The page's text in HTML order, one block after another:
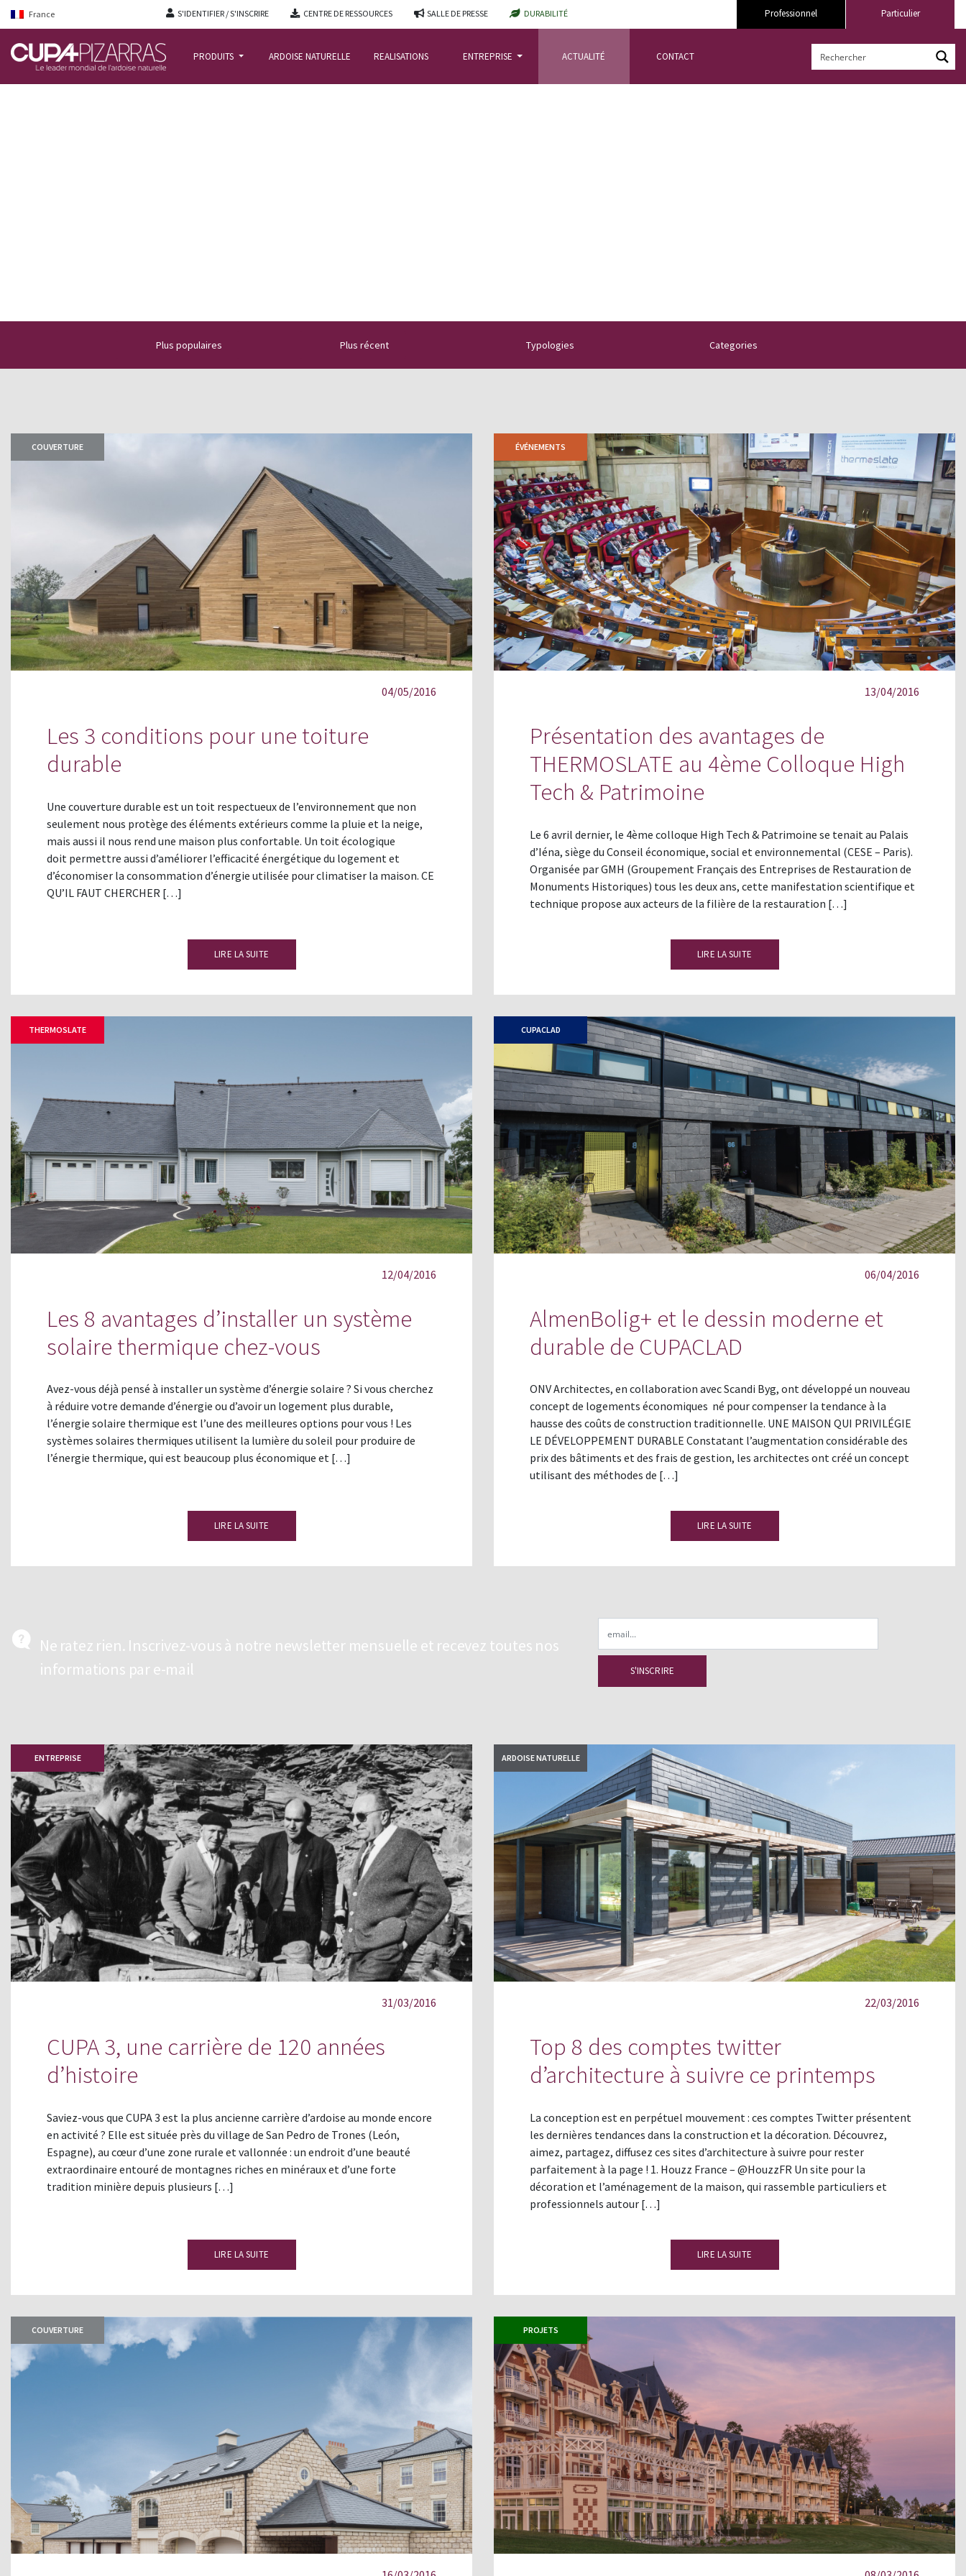
France S'IDENTIFIER / S'INSCRIRE CENTRE DE RESSOURCES SALLE DE PRESSE DURABILITÉ Particulier
Professionnel
PRODUITS ARDOISE NATURELLE REALISATIONS ENTREPRISE ACTUALITÉ CONTACT
Découvrez l’actualité de l’ardoise naturelle :
nouvelles les plus importantes, des trucs et astuces
sur la pose d'une toiture en ardoises ...
Plus populaires Plus récent Typologies Categories
COUVERTURE
04/05/2016
Les 3 conditions pour une toiture
durable
Une couverture durable est un toit respectueux de l’environnement que non
seulement nous protège des éléments extérieurs comme la pluie et la neige,
mais aussi il nous rend une maison plus confortable. Un toit écologique
doit permettre aussi d’améliorer l’efficacité énergétique du logement et
d’économiser la consommation d’énergie utilisée pour climatiser la maison. CE
QU’IL FAUT CHERCHER […]
LIRE LA SUITE
ÉVÉNEMENTS
13/04/2016
Présentation des avantages de
THERMOSLATE au 4ème Colloque High
Tech & Patrimoine
Le 6 avril dernier, le 4ème colloque High Tech & Patrimoine se tenait au Palais
d’Iéna, siège du Conseil économique, social et environnemental (CESE – Paris).
Organisée par GMH (Groupement Français des Entreprises de Restauration de
Monuments Historiques) tous les deux ans, cette manifestation scientifique et
technique propose aux acteurs de la filière de la restauration […]
LIRE LA SUITE
THERMOSLATE
12/04/2016
Les 8 avantages d’installer un système
solaire thermique chez-vous
Avez-vous déjà pensé à installer un système d’énergie solaire ? Si vous cherchez
à réduire votre demande d’énergie ou d’avoir un logement plus durable,
l’énergie solaire thermique est l’une des meilleures options pour vous ! Les
systèmes solaires thermiques utilisent la lumière du soleil pour produire de
l’énergie thermique, qui est beaucoup plus économique et […]
LIRE LA SUITE
CUPACLAD
06/04/2016
AlmenBolig+ et le dessin moderne et
durable de CUPACLAD
ONV Architectes, en collaboration avec Scandi Byg, ont développé un nouveau
concept de logements économiques né pour compenser la tendance à la
hausse des coûts de construction traditionnelle. UNE MAISON QUI PRIVILÉGIE
LE DÉVELOPPEMENT DURABLE Constatant l’augmentation considérable des
prix des bâtiments et des frais de gestion, les architectes ont créé un concept
utilisant des méthodes de […]
LIRE LA SUITE
Ne ratez rien. Inscrivez-vous à notre newsletter mensuelle et recevez toutes nos
informations par e-mail
ENTREPRISE
31/03/2016
CUPA 3, une carrière de 120 années
d’histoire
Saviez-vous que CUPA 3 est la plus ancienne carrière d’ardoise au monde encore
en activité ? Elle est située près du village de San Pedro de Trones (León,
Espagne), au cœur d’une zone rurale et vallonnée : un endroit d’une beauté
extraordinaire entouré de montagnes riches en minéraux et d’une forte
tradition minière depuis plusieurs […]
LIRE LA SUITE
ARDOISE NATURELLE
22/03/2016
Top 8 des comptes twitter
d’architecture à suivre ce printemps
La conception est en perpétuel mouvement : ces comptes Twitter présentent
les dernières tendances dans la construction et la décoration. Découvrez,
aimez, partagez, diffusez ces sites d’architecture à suivre pour rester
parfaitement à la page ! 1. Houzz France – @HouzzFR Un site pour la
décoration et l’aménagement de la maison, qui rassemble particuliers et
professionnels autour […]
LIRE LA SUITE
COUVERTURE PROJETS